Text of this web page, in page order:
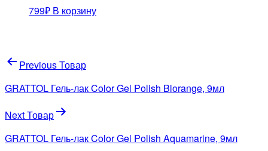
799₽ В корзину
Навигация
по
записям
Previous Товар
GRATTOL Гель-лак Color Gel Polish Blorange, 9мл
Next Товар
GRATTOL Гель-лак Color Gel Polish Aquamarine, 9мл